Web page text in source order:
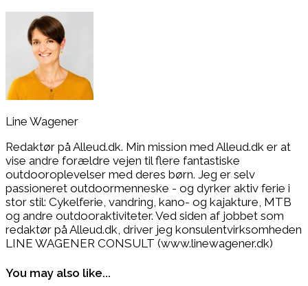
Line Wagener
Redaktør på Alleud.dk. Min mission med Alleud.dk er at
vise andre forældre vejen til flere fantastiske
outdooroplevelser med deres børn. Jeg er selv
passioneret outdoormenneske - og dyrker aktiv ferie i
stor stil: Cykelferie, vandring, kano- og kajakture, MTB
og andre outdooraktiviteter. Ved siden af jobbet som
redaktør på Alleud.dk, driver jeg konsulentvirksomheden
LINE WAGENER CONSULT (www.linewagener.dk)
You may also like...